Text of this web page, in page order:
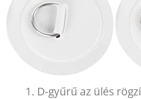
1. D-gyűrű az ülés